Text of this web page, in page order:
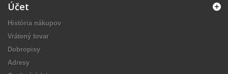
Účet
História nákupov
Vrátený tovar
Dobropisy
Adresy